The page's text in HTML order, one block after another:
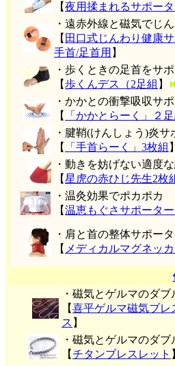
【夜用揉まれるサポータ
・遠赤外線と磁気でじ
【 田口式じんわり健康
手首/足首用 】
・歩くときの足首をサポ
【歩くんデス（2足組 】
・かかとの衝撃吸収サ
【
「かかとらーく」２
・腱鞘(けんしょう)炎サ
【
「手首らーく」3枚組 】
・動きを妨げない適度
【星虎の赤ひじ先生2枚
・温灸効果でポカポカ
【温恵もぐさサポーター
・肩と首の整体サポー
【 メディカルマグネッ
・磁気とゲルマのダブ
【喜平ゲルマ磁気ブレ
ス 】
・磁気とゲルマのダブ
【チタンブレスレット